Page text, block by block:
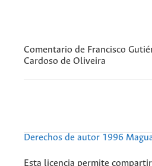
Comentario de Francisco
Cardoso de Oliveira
Derechos de autor 1996
Esta licencia permite